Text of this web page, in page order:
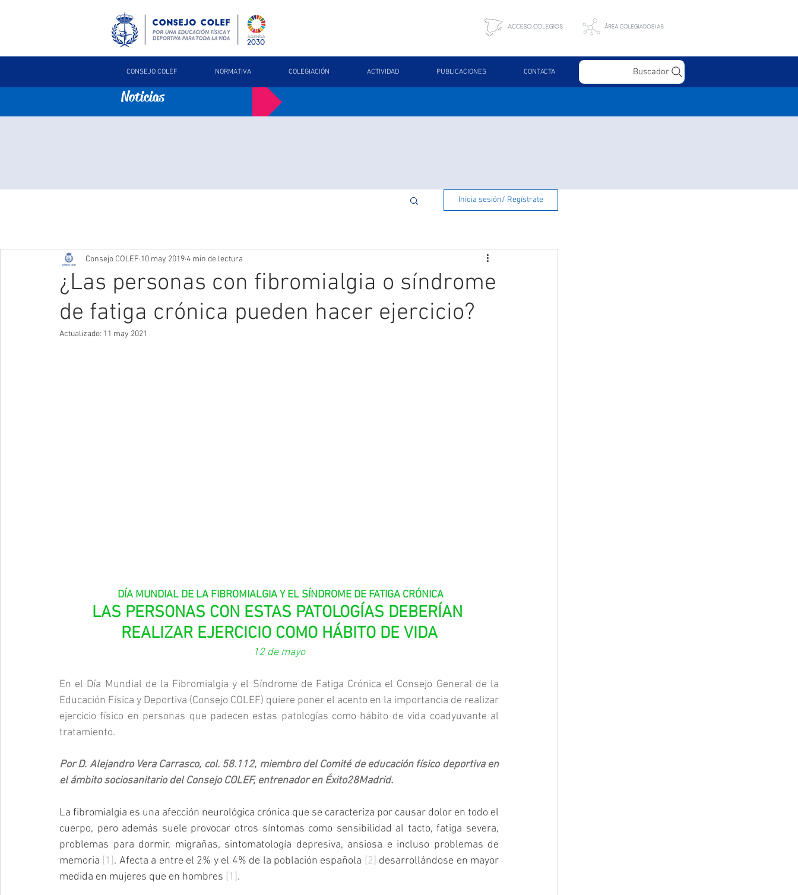
CONSEJO COLEF NORMATIVA COLEGIACIÓN ACTIVIDAD PUBLICACIONES CONTACTA Buscador
Noticias
Inicia sesión/ Regístrate
¿Las personas con fibromialgia o síndrome
de fatiga crónica pueden hacer ejercicio?
Consejo COLEF 10 may 20194 min de lectura
Actualizado: 11 may 2021
DÍA MUNDIAL DE LA FIBROMIALGIA Y EL SÍNDROME DE FATIGA CRÓNICA
LAS PERSONAS CON ESTAS PATOLOGÍAS DEBERÍAN
REALIZAR EJERCICIO COMO HÁBITO DE VIDA
12 de mayo
En el Día Mundial de la Fibromialgia y el Síndrome de Fatiga Crónica el Consejo General de la
Educación Física y Deportiva (Consejo COLEF) quiere poner el acento en la importancia de realizar
ejercicio físico en personas que padecen estas patologías como hábito de vida coadyuvante al
tratamiento.
Por D. Alejandro Vera Carrasco, col. 58.112, miembro del Comité de educación físico deportiva en
el ámbito sociosanitario del Consejo COLEF, entrenador en Éxito28Madrid.
La fibromialgia es una afección neurológica crónica que se caracteriza por causar dolor en todo el
cuerpo, pero además suele provocar otros síntomas como sensibilidad al tacto, fatiga severa,
problemas para dormir, migrañas, sintomatología depresiva, ansiosa e incluso problemas de
memoria [1]. Afecta a entre el 2% y el 4% de la población española [2] desarrollándose en mayor
medida en mujeres que en hombres [1].